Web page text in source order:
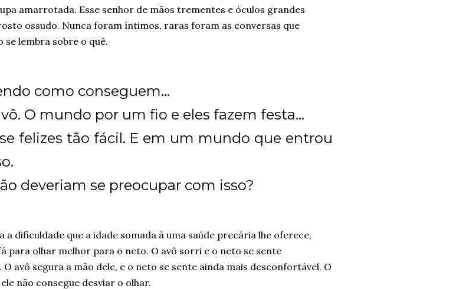
amarrotada. Esse senhor de mãos trementes e óculos grandes
ossudo. Nunca foram íntimos, raras foram as conversas que
se lembra sobre o quê.
como conseguem...
O mundo por um fio e eles fazem festa...
felizes tão fácil. E em um mundo que entrou
deveriam se preocupar com isso?
a dificuldade que a idade somada à uma saúde precária lhe oferece,
para olhar melhor para o neto. O avô sorri e o neto se sente
avô segura a mão dele, e o neto se sente ainda mais desconfortável. O
não consegue desviar o olhar.